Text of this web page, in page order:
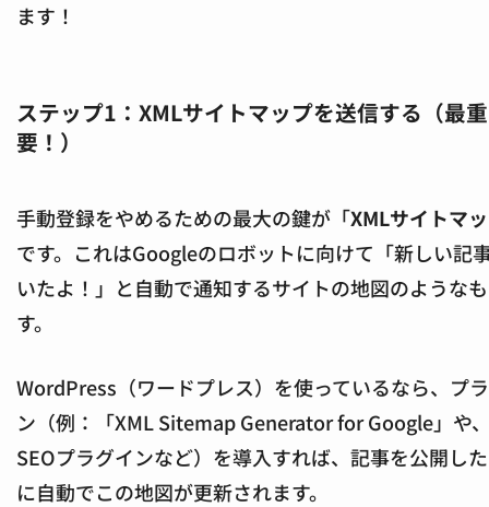
ます！
ステップ1：XMLサイトマップを送信する（最重
要！）
手動登録をやめるための最大の鍵が「XMLサイトマ
です。これはGoogleのロボットに向けて「新しい記
いたよ！」と自動で通知するサイトの地図のような
す。
WordPress（ワードプレス）を使っているなら、プ
ン（例：「XML Sitemap Generator for Google」や
SEOプラグインなど）を導入すれば、記事を公開し
に自動でこの地図が更新されます。